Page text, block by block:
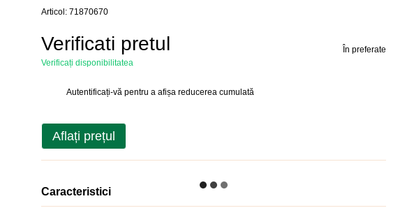
Articol: 71870670
Verificati pretul
Verificați disponibilitatea
În preferate
Autentificați-văpentru a afișa reducerea cumulată
Aflați prețul
Caracteristici